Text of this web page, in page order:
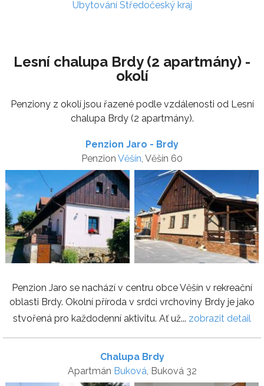
Ubytování Středočeský kraj
Lesní chalupa Brdy (2 apartmány) -
okolí
Penziony z okolí jsou řazené podle vzdálenosti od Lesní
chalupa Brdy (2 apartmány).
Penzion Jaro - Brdy
Penzion Věšín , Věšín 60
Penzion Jaro se nachází v centru obce Věšín v rekreační
oblasti Brdy. Okolní příroda v srdci vrchoviny Brdy je jako
stvořená pro každodenní aktivitu. Ať už... zobrazit detail
Chalupa Brdy
Apartmán Buková , Buková 32